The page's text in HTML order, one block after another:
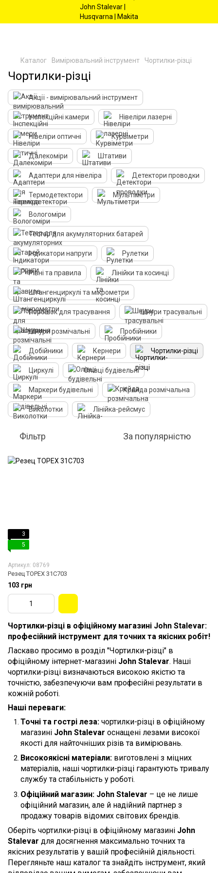
Каталог Вимірювальний інструмент Чортилки-різці
Чортилки-різці
Акції - вимірювальний інструмент
Інспекційні камери Нівеліри лазерні
Нівеліри оптичні Курвіметри
Далекоміри Штативи
Адаптери для нівеліра Детектори проводки
Термодетектори Мультіметри
Вологоміри
Тестер для акумуляторних батарей
Індикатори напруги Рулетки
Рівні та правила Лінійки та косинці
Штангенциркулі та мікрометри
Порошок для трасування Шнури трасувальні
Шнури розмічальні Пробійники
Добійники Кернери Чортилки-різці
Циркулі Олівці будівельні
Маркери будівельні Крейда розмічальна
Виколотки Лінійка-рейсмус
Фільтр За популярністю
3
5
Артикул: 08769
Резец TOPEX 31C703
103 грн
Чортилки-різці в офіційному магазині John Stalevar:
професійний інструмент для точних та якісних робіт!
Ласкаво просимо в розділ "Чортилки-різці" в
офіційному інтернет-магазині John Stalevar. Наші
чортилки-різці визначаються високою якістю та
точністю, забезпечуючи вам професійні результати в
кожній роботі.
Наші переваги:
Точні та гострі леза: чортилки-різці в офіційному
магазині John Stalevar оснащені лезами високої
якості для найточніших різів та вимірювань.
Високоякісні матеріали: виготовлені з міцних
матеріалів, наші чортилки-різці гарантують тривалу
службу та стабільність у роботі.
Офіційний магазин: John Stalevar – це не лише
офіційний магазин, але й надійний партнер з
продажу товарів відомих світових брендів.
Оберіть чортилки-різці в офіційному магазині John
Stalevar для досягнення максимально точних та
якісних результатів у вашій професійній діяльності.
Перегляньте наш каталог та знайдіть інструмент, який